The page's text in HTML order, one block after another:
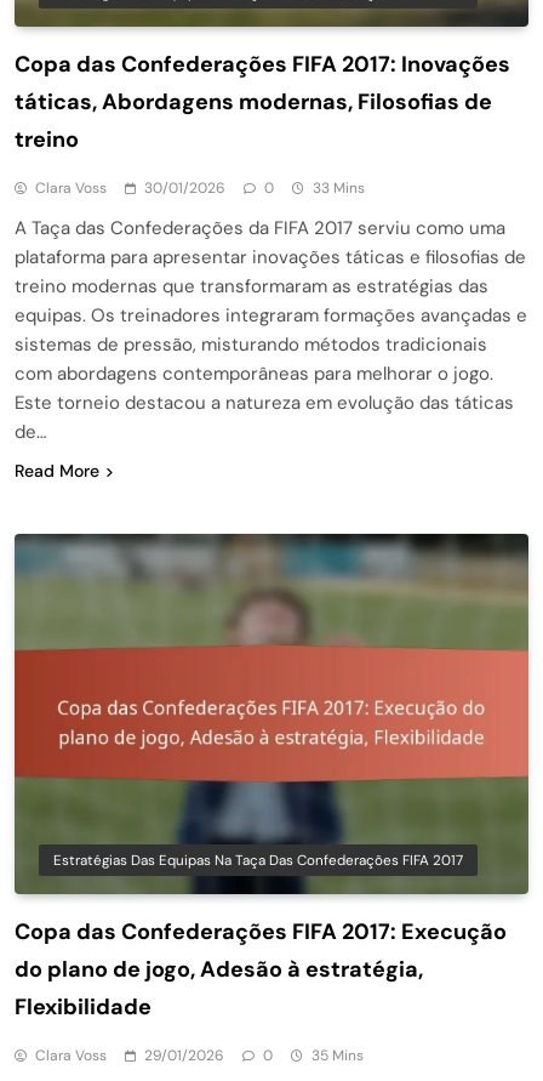
Copa das Confederações FIFA 2017: Inovações
táticas, Abordagens modernas, Filosofias de
treino
Clara Voss 30/01/2026 0 33 Mins
A Taça das Confederações da FIFA 2017 serviu como uma
plataforma para apresentar inovações táticas e filosofias de
treino modernas que transformaram as estratégias das
equipas. Os treinadores integraram formações avançadas e
sistemas de pressão, misturando métodos tradicionais
com abordagens contemporâneas para melhorar o jogo.
Este torneio destacou a natureza em evolução das táticas
de…
Read More
Estratégias Das Equipas Na Taça Das Confederações FIFA 2017
Copa das Confederações FIFA 2017: Execução
do plano de jogo, Adesão à estratégia,
Flexibilidade
Clara Voss 29/01/2026 0 35 Mins